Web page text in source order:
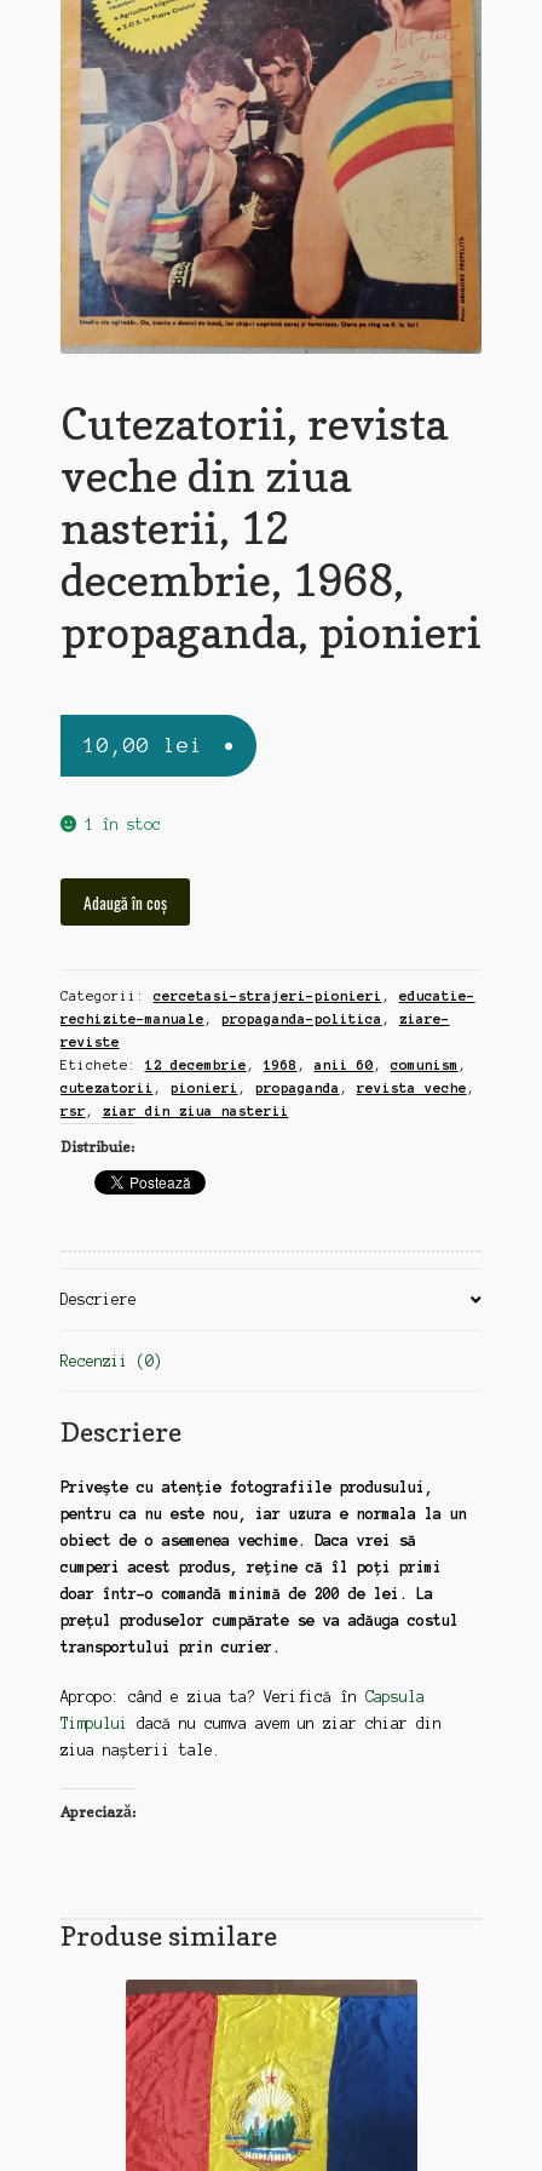
Cutezatorii, revista
veche din ziua
nasterii, 12
decembrie, 1968,
propaganda, pionieri
10,00 lei
1 în stoc
Cutezatorii,
din
ziua
nasterii,
decembrie,
propaganda,
pionieri
Adaugă în coș
Categorii:cercetasi-strajeri-pionieri , educatie-
rechizite-manuale , propaganda-politica , ziare-
reviste
Etichete: 12 decembrie , 1968 ,anii 60 ,comunism ,
cutezatorii , pionieri , propaganda , revista veche ,
rsr , ziar din ziua nasterii
Distribuie:
Descriere
Recenzii (0)
Descriere
Privește cu atenție fotografiile produsului,
pentru ca nu este nou, iar uzura e normala la un
obiect de o asemenea vechime. Daca vrei să
cumperi acest produs, reține că îl poți primi
doar într-o comandă minimă de 200 de lei. La
prețul produselor cumpărate se va adăuga costul
transportului prin curier.
Apropo: când e ziua ta? Verifică în Capsula
Timpului
dacă nu cumva avem un ziar chiar din
ziua nașterii tale.
Apreciază:
Produse similare